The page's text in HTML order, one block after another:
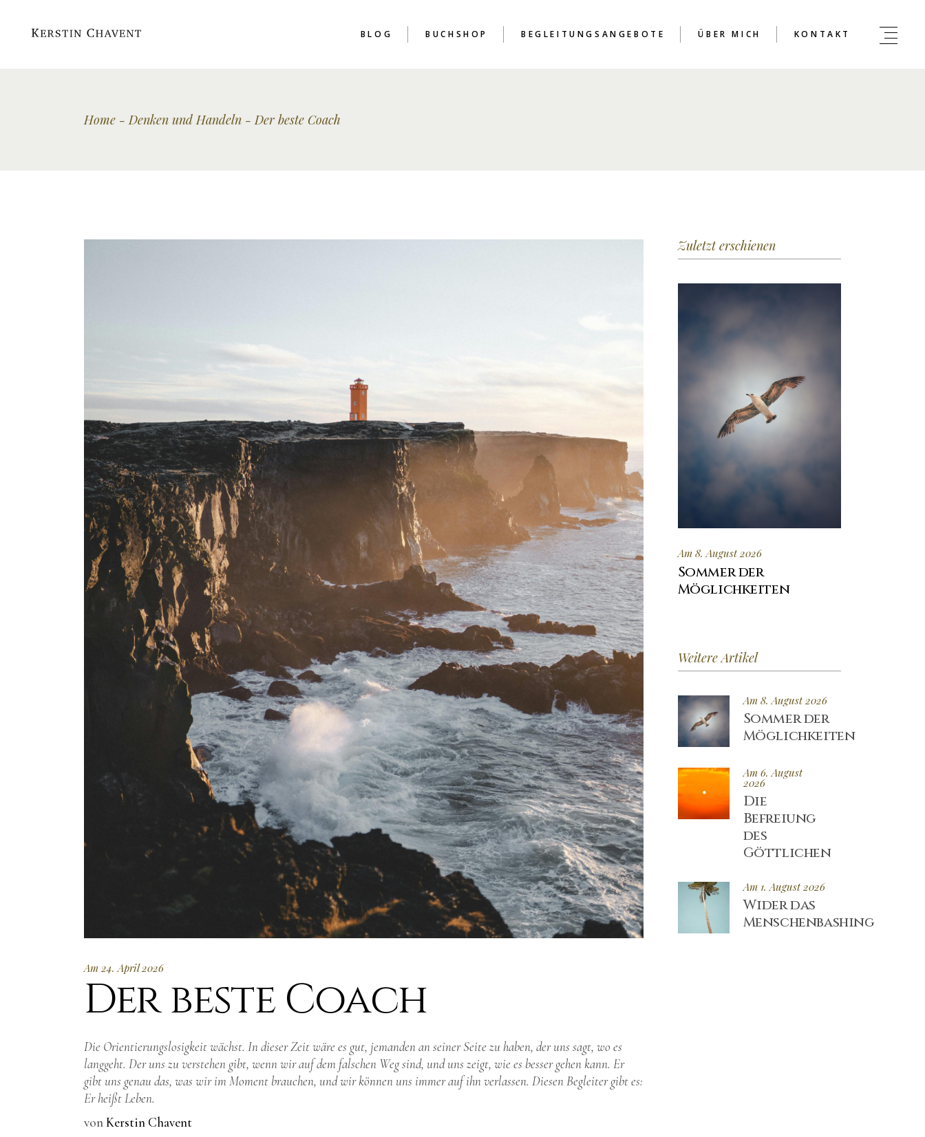
BLOG BUCHSHOP BEGLEITUNGSANGEBOTE ÜBER MICH KONTAKT
Home Denken und Handeln Der beste Coach
Am 24. April 2026
Der beste Coach
Die Orientierungslosigkeit wächst. In dieser Zeit wäre es gut, jemanden an seiner Seite zu haben, der uns sagt, wo es
langgeht. Der uns zu verstehen gibt, wenn wir auf dem falschen Weg sind, und uns zeigt, wie es besser gehen kann. Er
gibt uns genau das, was wir im Moment brauchen, und wir können uns immer auf ihn verlassen. Diesen Begleiter gibt es:
Er heißt Leben.
vonKerstin Chavent
Zuletzt erschienen
Am 8. August 2026
Sommer der
Möglichkeiten
Weitere Artikel
Am 8. August 2026
Sommer der
Möglichkeiten
Am 6. August
2026
Die
Befreiung
des
Göttlichen
Am 1. August 2026
Wider das
Menschenbashing